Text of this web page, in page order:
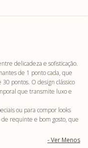
delicadeza e sofisticação.
de 1 ponto cada, que
pontos. O design clássico
que transmite luxo e
ou para compor looks
de requinte e bom gosto, que